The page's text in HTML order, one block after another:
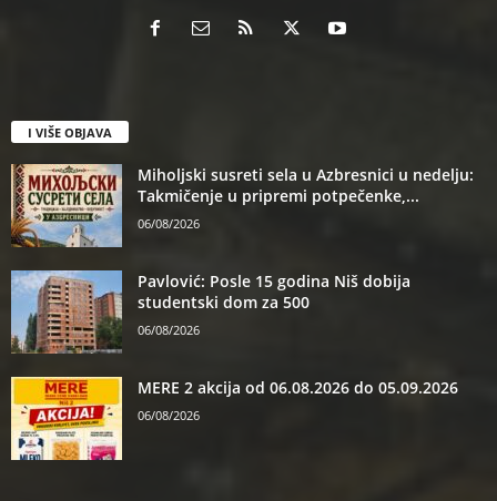
I VIŠE OBJAVA
Miholjski susreti sela u Azbresnici u nedelju:
Takmičenje u pripremi potpečenke,...
06/08/2026
Pavlović: Posle 15 godina Niš dobija
studentski dom za 500
06/08/2026
MERE 2 akcija od 06.08.2026 do 05.09.2026
06/08/2026